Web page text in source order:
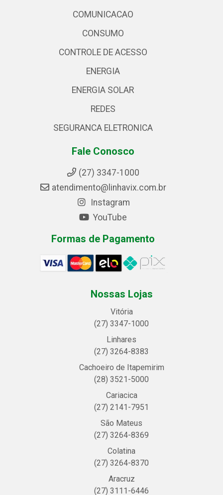
COMUNICACAO
CONSUMO
CONTROLE DE ACESSO
ENERGIA
ENERGIA SOLAR
REDES
SEGURANCA ELETRONICA
Fale Conosco
(27) 3347-1000
atendimento@linhavix.com.br
Instagram
YouTube
Formas de Pagamento
Nossas Lojas
Vitória
(27) 3347-1000
Linhares
(27) 3264-8383
Cachoeiro de Itapemirim
(28) 3521-5000
Cariacica
(27) 2141-7951
São Mateus
(27) 3264-8369
Colatina
(27) 3264-8370
Aracruz
(27) 3111-6446